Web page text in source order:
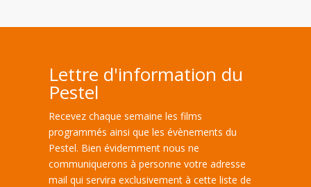
Lettre d'information du
Pestel
Recevez chaque semaine les films
programmés ainsi que les évènements du
Pestel. Bien évidemment nous ne
communiquerons à personne votre adresse
mail qui servira exclusivement à cette liste de